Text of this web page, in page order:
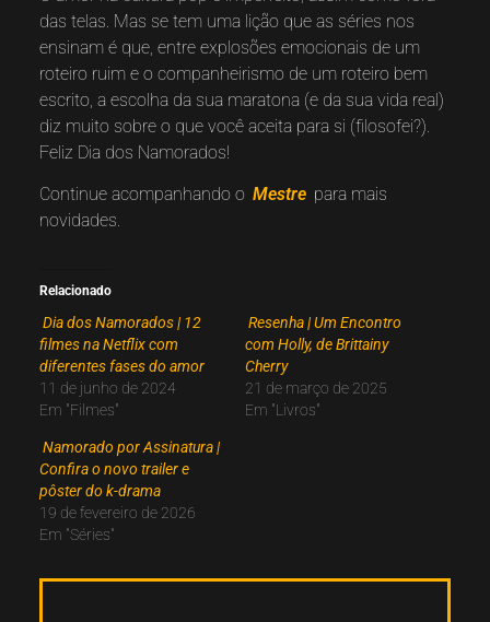
das telas. Mas se tem uma lição que as séries nos
ensinam é que, entre explosões emocionais de um
roteiro ruim e o companheirismo de um roteiro bem
escrito, a escolha da sua maratona (e da sua vida real)
diz muito sobre o que você aceita para si (filosofei?).
Feliz Dia dos Namorados!
Continue acompanhando o Mestre para mais
novidades.
Relacionado
Dia dos Namorados | 12
filmes na Netflix com
diferentes fases do amor
11 de junho de 2024
Em "Filmes"
Resenha | Um Encontro
com Holly, de Brittainy
Cherry
21 de março de 2025
Em "Livros"
Namorado por Assinatura |
Confira o novo trailer e
pôster do k-drama
19 de fevereiro de 2026
Em "Séries"